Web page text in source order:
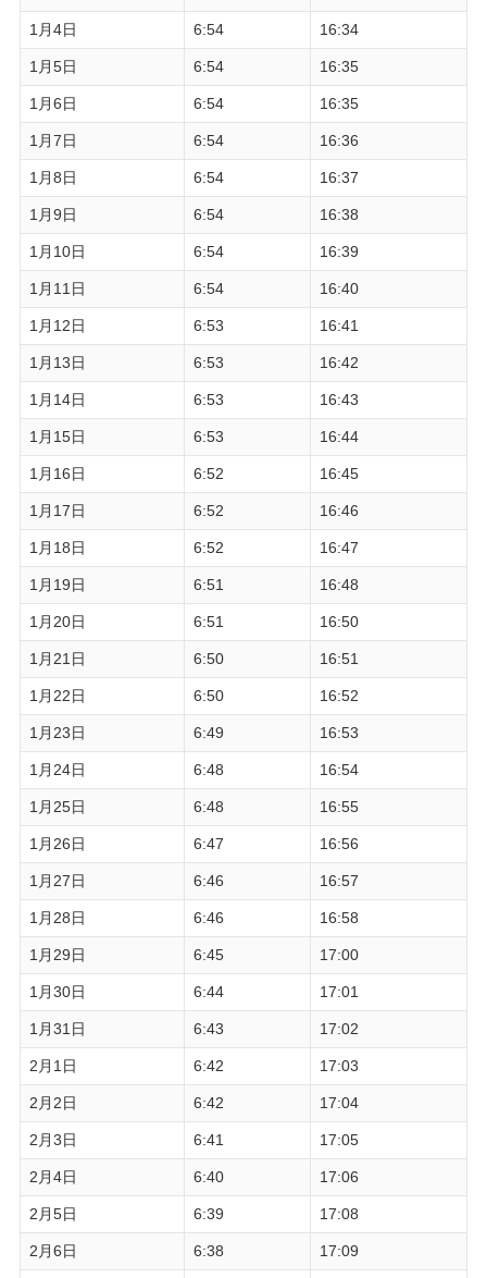
1月4日 6:54 16:34
1月5日 6:54 16:35
1月6日 6:54 16:35
1月7日 6:54 16:36
1月8日 6:54 16:37
1月9日 6:54 16:38
1月10日 6:54 16:39
1月11日 6:54 16:40
1月12日 6:53 16:41
1月13日 6:53 16:42
1月14日 6:53 16:43
1月15日 6:53 16:44
1月16日 6:52 16:45
1月17日 6:52 16:46
1月18日 6:52 16:47
1月19日 6:51 16:48
1月20日 6:51 16:50
1月21日 6:50 16:51
1月22日 6:50 16:52
1月23日 6:49 16:53
1月24日 6:48 16:54
1月25日 6:48 16:55
1月26日 6:47 16:56
1月27日 6:46 16:57
1月28日 6:46 16:58
1月29日 6:45 17:00
1月30日 6:44 17:01
1月31日 6:43 17:02
2月1日 6:42 17:03
2月2日 6:42 17:04
2月3日 6:41 17:05
2月4日 6:40 17:06
2月5日 6:39 17:08
2月6日 6:38 17:09